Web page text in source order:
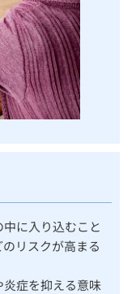
に入り込むこと
リスクが高まる
症を抑える意味